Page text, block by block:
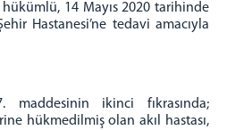
ŞİFRESİ)
14 Mayıs 2020 tarihinde
Hastanesi’ne tedavi amacıyla
maddesinin ikinci fıkrasında;
hükmedilmiş olan akıl hastası,